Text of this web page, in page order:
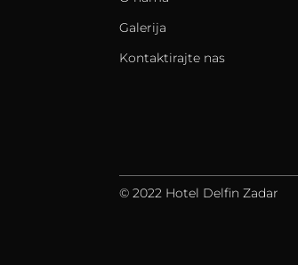
Galerija
Kontaktirajte nas
© 2022 Hotel Delfin Zadar